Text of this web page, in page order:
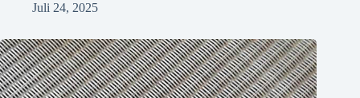
Juli 24, 2025